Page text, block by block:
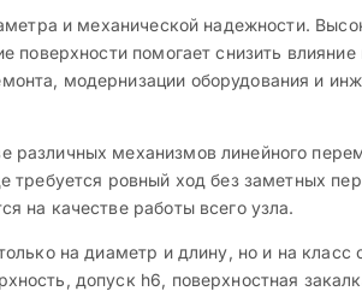
и механической надежности.
помогает снизить влияние
модернизации оборудования и
различных механизмов линейного
ровный ход без заметных
на качестве работы всего узла.
на диаметр и длину, но и на класс
допуск h6, поверхностная